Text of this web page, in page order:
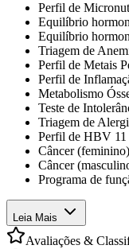
Perfil de
Equilíbrio
Equilíbrio
Triagem de
Perfil de Metais
Perfil de
Metabolismo
Teste de
Triagem de
Perfil de HBV 11
Câncer
Câncer
Programa de
Leia Mais
Avaliações &